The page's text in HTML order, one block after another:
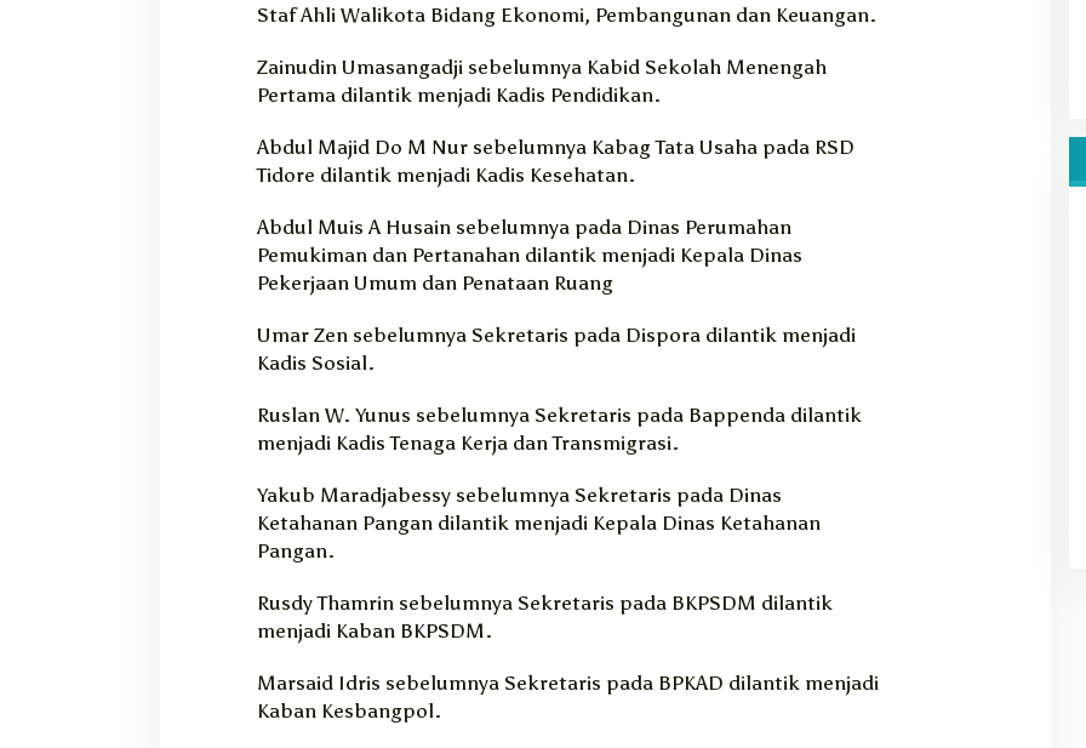
Staf Ahli Walikota Bidang Ekonomi, Pembangunan dan Keuangan.
Zainudin Umasangadji sebelumnya Kabid Sekolah Menengah
Pertama dilantik menjadi Kadis Pendidikan.
Abdul Majid Do M Nur sebelumnya Kabag Tata Usaha pada RSD
Tidore dilantik menjadi Kadis Kesehatan.
Abdul Muis A Husain sebelumnya pada Dinas Perumahan
Pemukiman dan Pertanahan dilantik menjadi Kepala Dinas
Pekerjaan Umum dan Penataan Ruang
Umar Zen sebelumnya Sekretaris pada Dispora dilantik menjadi
Kadis Sosial.
Ruslan W. Yunus sebelumnya Sekretaris pada Bappenda dilantik
menjadi Kadis Tenaga Kerja dan Transmigrasi.
Yakub Maradjabessy sebelumnya Sekretaris pada Dinas
Ketahanan Pangan dilantik menjadi Kepala Dinas Ketahanan
Pangan.
Rusdy Thamrin sebelumnya Sekretaris pada BKPSDM dilantik
menjadi Kaban BKPSDM.
Marsaid Idris sebelumnya Sekretaris pada BPKAD dilantik menjadi
Kaban Kesbangpol.